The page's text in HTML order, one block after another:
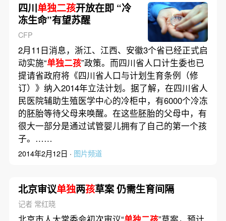
四川单独二孩开放在即 “冷
冻生命”有望苏醒
CFP
2月11日消息，浙江、江西、安徽3个省已经正式启
动实施“单独二孩”政策。而四川省人口计生委也已
提请省政府将《四川省人口与计划生育条例（修
订）》纳入2014年立法计划。据了解，在四川省人
民医院辅助生殖医学中心的冷柜中，有6000个冷冻
的胚胎等待父母来唤醒。在这些胚胎的父母中，有
很大一部分是通过试管婴儿拥有了自己的第一个孩
子。……
2014年2月12日 · 图片频道
北京审议单独两孩草案 仍需生育间隔
记者 常红晓